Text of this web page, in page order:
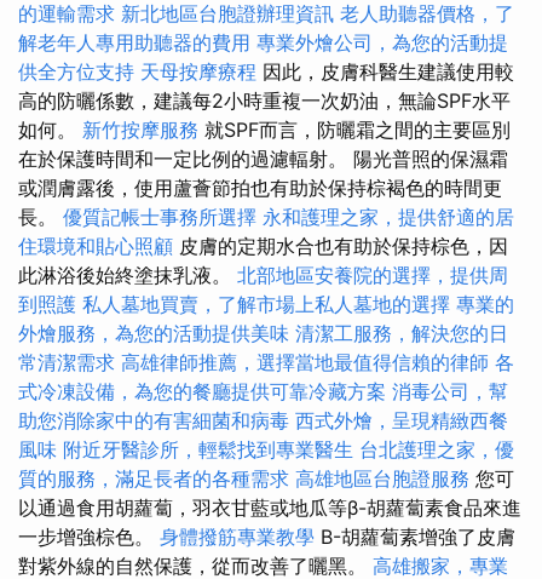
的運輸需求 新北地區台胞證辦理資訊 老人助聽器價格，了
解老年人專用助聽器的費用 專業外燴公司，為您的活動提
供全方位支持 天母按摩療程 因此，皮膚科醫生建議使用較
高的防曬係數，建議每2小時重複一次奶油，無論SPF水平
如何。 新竹按摩服務 就SPF而言，防曬霜之間的主要區別
在於保護時間和一定比例的過濾輻射。 陽光普照的保濕霜
或潤膚露後，使用蘆薈節拍也有助於保持棕褐色的時間更
長。 優質記帳士事務所選擇 永和護理之家，提供舒適的居
住環境和貼心照顧 皮膚的定期水合也有助於保持棕色，因
此淋浴後始終塗抹乳液。 北部地區安養院的選擇，提供周
到照護 私人墓地買賣，了解市場上私人墓地的選擇 專業的
外燴服務，為您的活動提供美味 清潔工服務，解決您的日
常清潔需求 高雄律師推薦，選擇當地最值得信賴的律師 各
式冷凍設備，為您的餐廳提供可靠冷藏方案 消毒公司，幫
助您消除家中的有害細菌和病毒 西式外燴，呈現精緻西餐
風味 附近牙醫診所，輕鬆找到專業醫生 台北護理之家，優
質的服務，滿足長者的各種需求 高雄地區台胞證服務 您可
以通過食用胡蘿蔔，羽衣甘藍或地瓜等β-胡蘿蔔素食品來進
一步增強棕色。 身體撥筋專業教學 Β-胡蘿蔔素增強了皮膚
對紫外線的自然保護，從而改善了曬黑。 高雄搬家，專業